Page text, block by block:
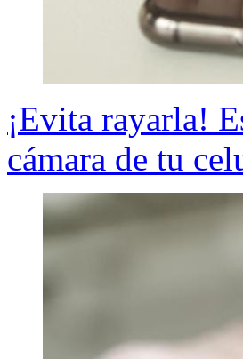
¡Evita rayarla!
cámara de tu